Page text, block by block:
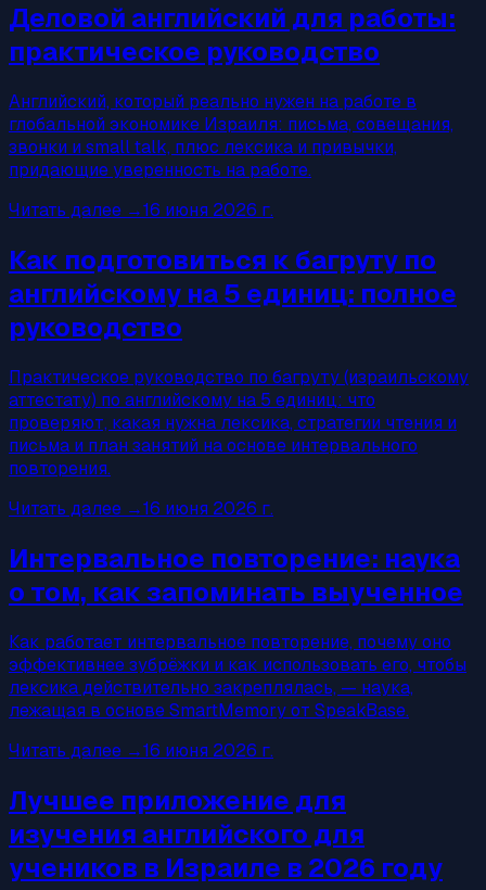
Деловой английский для работы:
практическое руководство
Английский, который реально нужен на работе в
глобальной экономике Израиля: письма, совещания,
звонки и small talk, плюс лексика и привычки,
придающие уверенность на работе.
Читать далее →16 июня 2026 г.
Как подготовиться к багруту по
английскому на 5 единиц: полное
руководство
Практическое руководство по багруту (израильскому
аттестату) по английскому на 5 единиц: что
проверяют, какая нужна лексика, стратегии чтения и
письма и план занятий на основе интервального
повторения.
Читать далее →16 июня 2026 г.
Интервальное повторение: наука
о том, как запоминать выученное
Как работает интервальное повторение, почему оно
эффективнее зубрёжки и как использовать его, чтобы
лексика действительно закреплялась, — наука,
лежащая в основе SmartMemory от SpeakBase.
Читать далее →16 июня 2026 г.
Лучшее приложение для
изучения английского для
учеников в Израиле в 2026 году